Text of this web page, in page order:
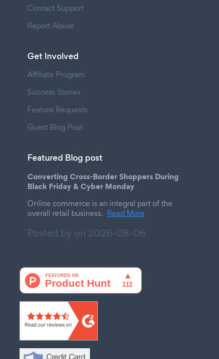
Contact Support
Report Abuse
Get Involved
Affiliate Program
Success Stories
Feature Requests
Guest Blog Post
Featured Blog post
Converting Cross-Border Shoppers During
Black Friday & Cyber Monday
Online commerce is an integral part of the
overall retail business. Read More
Posted by on 2026-08-06